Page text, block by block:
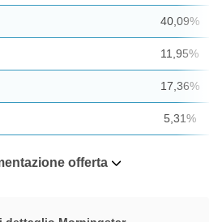
40,09%
11,95%
17,36%
5,31%
offerta